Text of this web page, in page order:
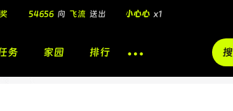
🎁
54656 向 飞流 送出 小心心 x1
飞流 向 北 酷盖墨镜
飞流 向 北 送出 小心心 x1
务 家园 排行